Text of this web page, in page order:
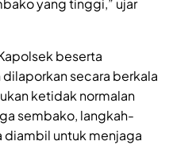
yang tinggi,” ujar
beserta
dilaporkan secara berkala
ketidak normalan
sembako, langkah-
diambil untuk menjaga